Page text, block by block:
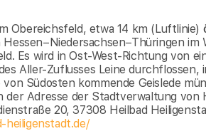
Obereichsfeld, etwa 14 km (Luftlinie)
im
Es wird in Ost-West-Richtung von
Aller-Zuflusses Leine durchflossen,
Südosten kommende Geislede
der Adresse der Stadtverwaltung von
20, 37308 Heilbad
heiligenstadt.de/